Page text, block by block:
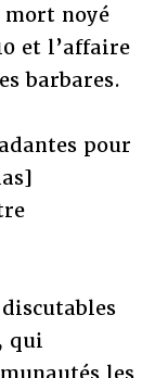
noyé
et l’affaire
barbares.
pour
qui
les